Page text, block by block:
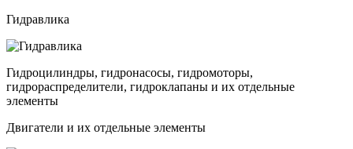
Гидравлика
Гидроцилиндры, гидронасосы, гидромоторы,
гидрораспределители, гидроклапаны и их отдельные
элементы
Двигатели и их отдельные элементы